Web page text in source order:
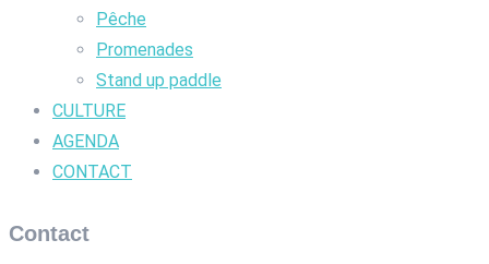
Pêche
Promenades
Stand up paddle
CULTURE
AGENDA
CONTACT
Contact